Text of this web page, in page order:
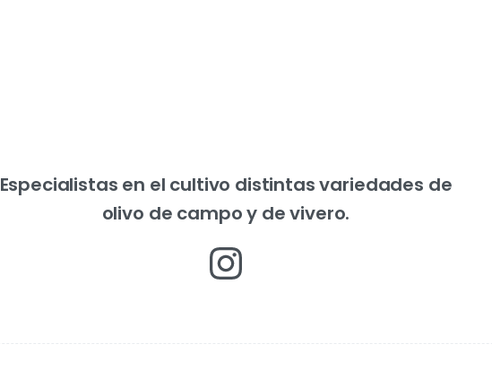
Especialistas en el cultivo distintas variedades de
olivo de campo y de vivero.